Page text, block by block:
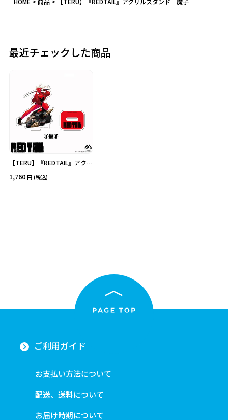
最近チェックした商品
【TERU】『REDTAIL』アクリ
1,760 (税込)
ご利用ガイド
お支払い方法について
配送、送料について
お届け時期について
クリア